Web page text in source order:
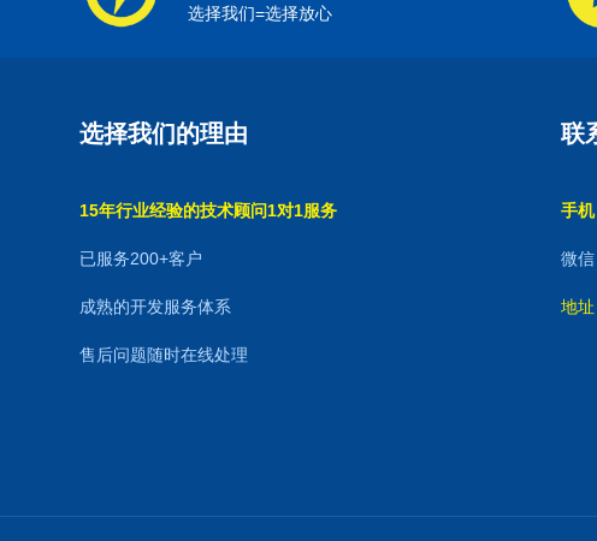
选择我们=选择放心
选择我们的理由
15年行业经验的技术顾问1对1服务
已服务200+客户
成熟的开发服务体系
售后问题随时在线处理
联
手
微
地